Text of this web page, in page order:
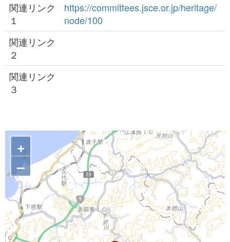
関連リンク
１
https://committees.jsce.or.jp/heritage/
node/100
関連リンク
２
関連リンク
３
+
–